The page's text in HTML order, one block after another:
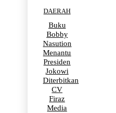
DAERAH
Buku
Bobby
Nasution
Menantu
Presiden
Jokowi
Diterbitkan
CV
Firaz
Media